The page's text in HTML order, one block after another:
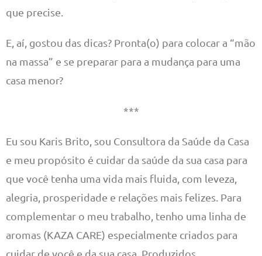
que precise.
E, aí, gostou das dicas? Pronta(o) para colocar a “mão
na massa” e se preparar para a mudança para uma
casa menor?
***
Eu sou Karis Brito, sou Consultora da Saúde da Casa
e meu propósito é cuidar da saúde da sua casa para
que você tenha uma vida mais fluida, com leveza,
alegria, prosperidade e relações mais felizes. Para
complementar o meu trabalho, tenho uma linha de
aromas (KAZA CARE) especialmente criados para
cuidar de você e da sua casa. Produzidos